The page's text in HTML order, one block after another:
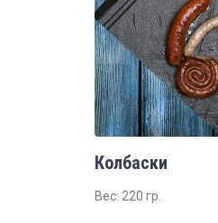
Колбаски
Вес: 220 гр.